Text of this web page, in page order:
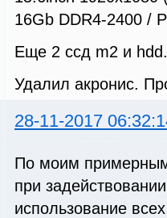
16Gb DDR4-2400 /
Еще 2 ссд m2 и hdd.
Удалил акронис.
28-11-2017
По моим примерным
при
использование